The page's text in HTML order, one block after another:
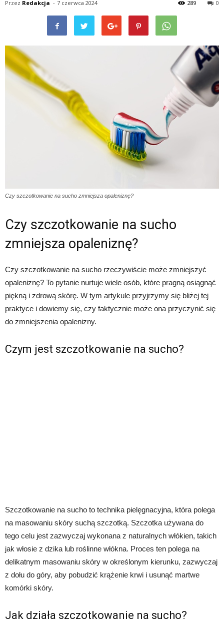
Przez Redakcja - 7 czerwca 2024 0
289
Czy szczotkowanie na sucho zmniejsza opaleniznę?
Czy szczotkowanie na sucho
zmniejsza opaleniznę?
Czy szczotkowanie na sucho rzeczywiście może zmniejszyć
opaleniznę? To pytanie nurtuje wiele osób, które pragną osiągnąć
piękną i zdrową skórę. W tym artykule przyjrzymy się bliżej tej
praktyce i dowiemy się, czy faktycznie może ona przyczynić się
do zmniejszenia opalenizny.
Czym jest szczotkowanie na sucho?
Szczotkowanie na sucho to technika pielęgnacyjna, która polega
na masowaniu skóry suchą szczotką. Szczotka używana do
tego celu jest zazwyczaj wykonana z naturalnych włókien, takich
jak włosie z dzika lub roślinne włókna. Proces ten polega na
delikatnym masowaniu skóry w określonym kierunku, zazwyczaj
z dołu do góry, aby pobudzić krążenie krwi i usunąć martwe
komórki skóry.
Jak działa szczotkowanie na sucho?